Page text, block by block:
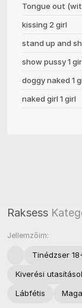
Tongue out
kissing 2 girl
stand up and
show pussy 1
doggy naked 1
naked girl 1 girl
Raksess
Jellemzőim:
Tinédzser
Kiverési
Lábfétis